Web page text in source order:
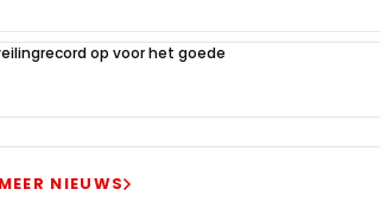
op voor het goede
MEER NIEUWS